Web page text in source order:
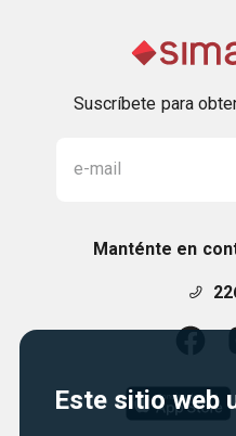
Este sitio web
Suscríbete para
Manténte en